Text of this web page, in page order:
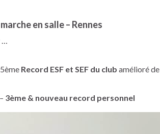
en salle – Rennes
…
Record ESF et SEF du club amélioré de
3ème & nouveau record personnel